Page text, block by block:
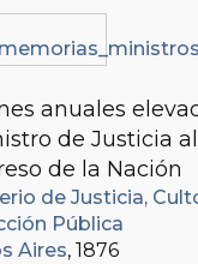
anuales
de Justicia al
de la Nación
de Justicia,
Pública
Aires, 1876